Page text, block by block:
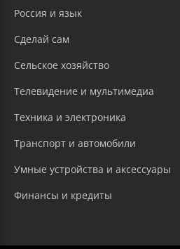
Россия и язык
Сделай сам
Сельское хозяйство
Телевидение и мультимедиа
Техника и электроника
Транспорт и автомобили
Умные устройства и аксессуары
Финансы и кредиты